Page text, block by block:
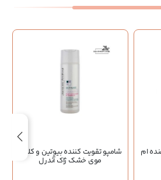
ام شامپو تقویت کننده بیوتین و کلاژن
موی خشک ژاک آندرل